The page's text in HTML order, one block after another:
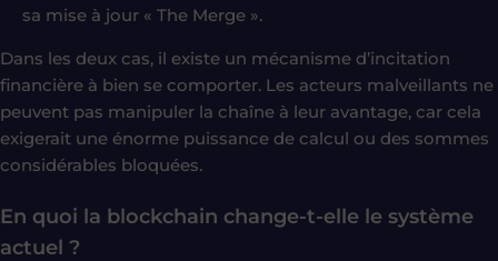
sa mise à jour « The Merge ».
Dans les deux cas, il existe un mécanisme d’incitation
financière à bien se comporter. Les acteurs malveillants ne
peuvent pas manipuler la chaîne à leur avantage, car cela
exigerait une énorme puissance de calcul ou des sommes
considérables bloquées.
En quoi la blockchain change-t-elle le système
actuel ?